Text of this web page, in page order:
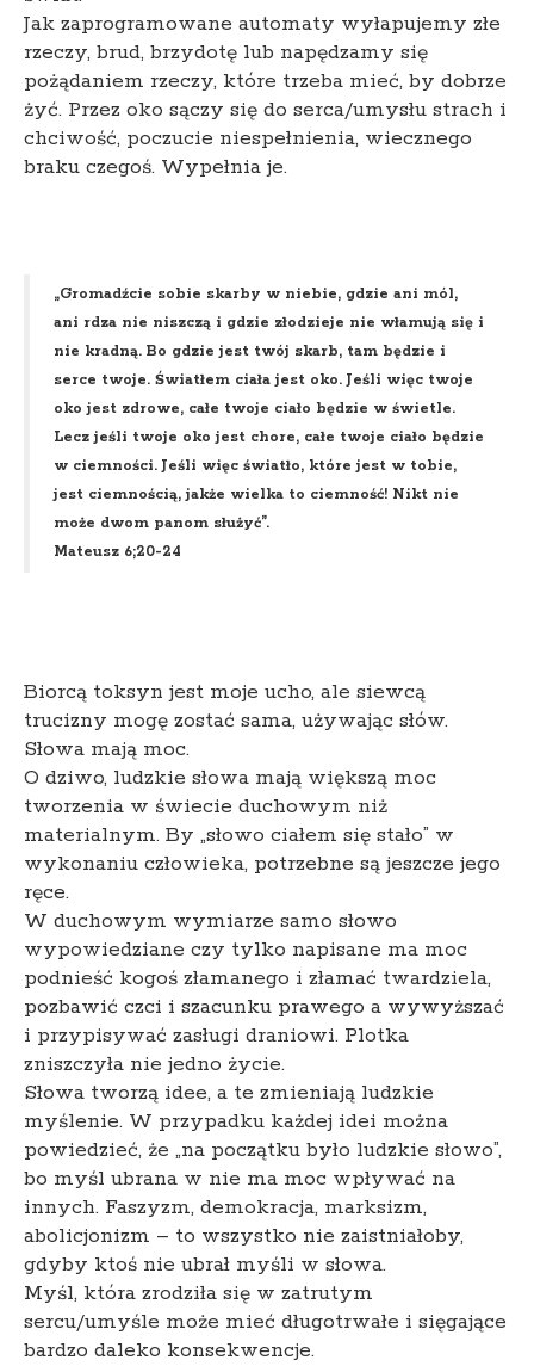
Jak zaprogramowane automaty wyłapujemy złe
rzeczy, brud, brzydotę lub napędzamy się
pożądaniem rzeczy, które trzeba mieć, by dobrze
żyć. Przez oko sączy się do serca/umysłu strach i
chciwość, poczucie niespełnienia, wiecznego
braku czegoś. Wypełnia je.
„Gromadźcie sobie skarby w niebie, gdzie ani mól,
ani rdza nie niszczą i gdzie złodzieje nie włamują się i
nie kradną. Bo gdzie jest twój skarb, tam będzie i
serce twoje. Światłem ciała jest oko. Jeśli więc twoje
oko jest zdrowe, całe twoje ciało będzie w świetle.
Lecz jeśli twoje oko jest chore, całe twoje ciało będzie
w ciemności. Jeśli więc światło, które jest w tobie,
jest ciemnością, jakże wielka to ciemność! Nikt nie
może dwom panom służyć”.
Mateusz 6;20-24
Biorcą toksyn jest moje ucho, ale siewcą
trucizny mogę zostać sama, używając słów.
Słowa mają moc.
O dziwo, ludzkie słowa mają większą moc
tworzenia w świecie duchowym niż
materialnym. By „słowo ciałem się stało” w
wykonaniu człowieka, potrzebne są jeszcze jego
ręce.
W duchowym wymiarze samo słowo
wypowiedziane czy tylko napisane ma moc
podnieść kogoś złamanego i złamać twardziela,
pozbawić czci i szacunku prawego a wywyższać
i przypisywać zasługi draniowi. Plotka
zniszczyła nie jedno życie.
Słowa tworzą idee, a te zmieniają ludzkie
myślenie. W przypadku każdej idei można
powiedzieć, że „na początku było ludzkie słowo”,
bo myśl ubrana w nie ma moc wpływać na
innych. Faszyzm, demokracja, marksizm,
abolicjonizm – to wszystko nie zaistniałoby,
gdyby ktoś nie ubrał myśli w słowa.
Myśl, która zrodziła się w zatrutym
sercu/umyśle może mieć długotrwałe i sięgające
bardzo daleko konsekwencje.